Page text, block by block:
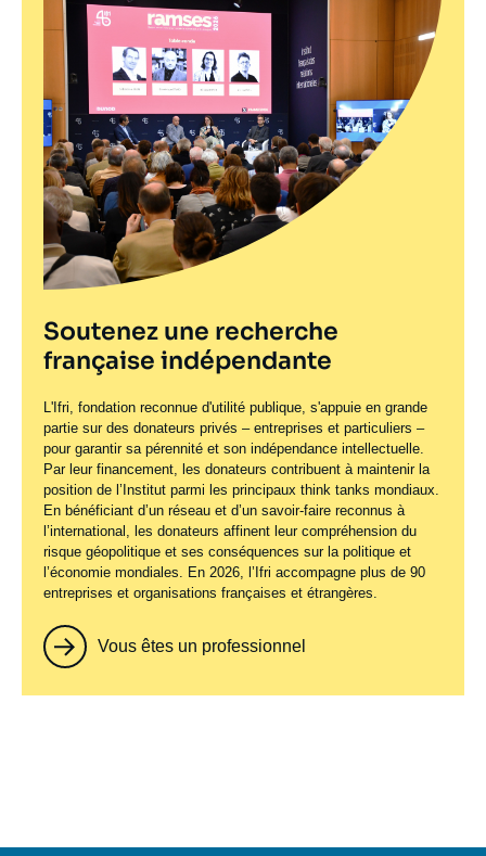
Soutenez une recherche
française indépendante
L'Ifri, fondation reconnue d'utilité publique, s'appuie en grande
partie sur des donateurs privés – entreprises et particuliers –
pour garantir sa pérennité et son indépendance intellectuelle.
Par leur financement, les donateurs contribuent à maintenir la
position de l’Institut parmi les principaux think tanks mondiaux.
En bénéficiant d’un réseau et d’un savoir-faire reconnus à
l’international, les donateurs affinent leur compréhension du
risque géopolitique et ses conséquences sur la politique et
l’économie mondiales. En 2026, l’Ifri accompagne plus de 90
entreprises et organisations françaises et étrangères.
Vous êtes un professionnel